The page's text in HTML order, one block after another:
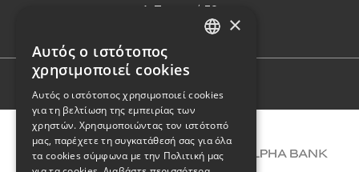
Δ. Τσιμισκή 70
Φόρμα επικοινωνίας×
Αυτός ο ιστότοπος
χρησιμοποιεί cookies
Αυτός ο ιστότοπος χρησιμοποιεί cookies
για τη βελτίωση της εμπειρίας των
χρηστών. Χρησιμοποιώντας τον ιστότοπό
μας, παρέχετε τη συγκατάθεσή σας για όλα
τα cookies σύμφωνα με την Πολιτική μας